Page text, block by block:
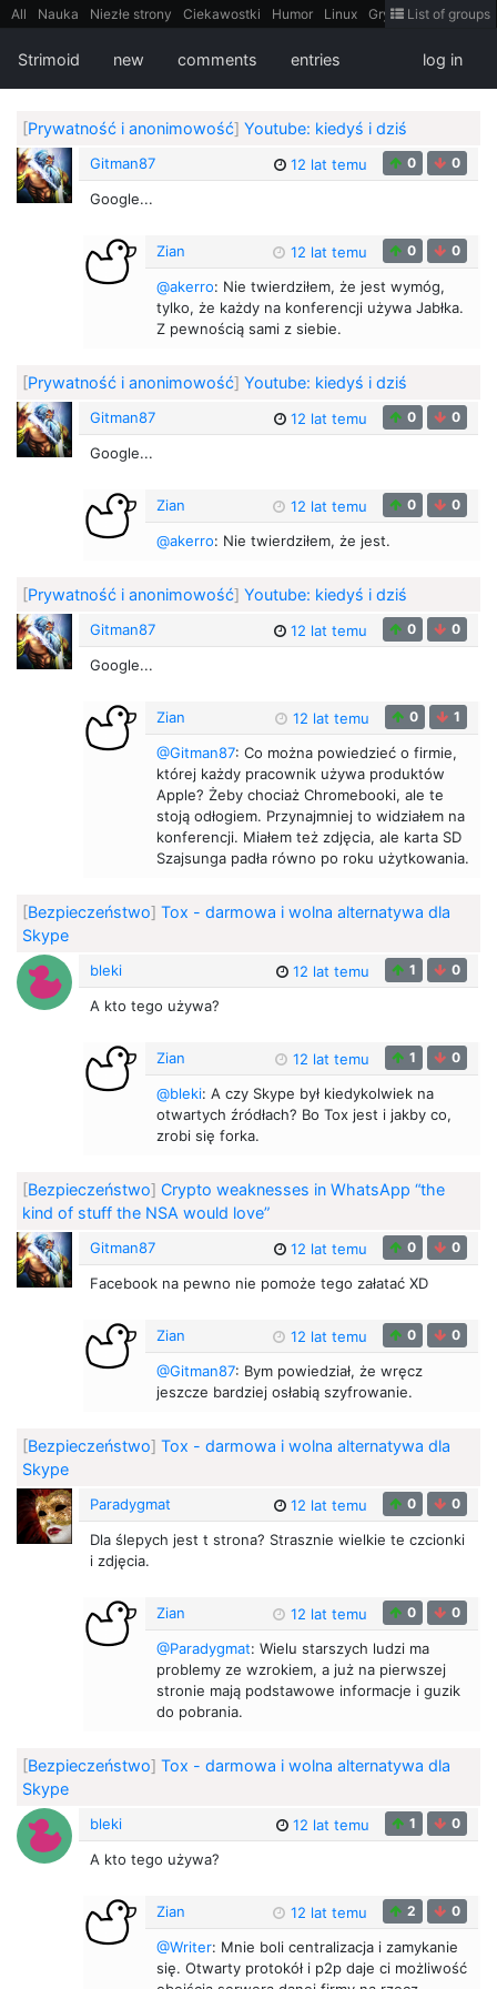
All Nauka Niezłe strony Ciekawostki Humor Linux Gry
Teh
Bezpieczeństwo
Książki Sugestie FotoHistoria
Truelolcontent
FilmyDokumentalne
gify
Cytaty Mapy Film Android itt Tradycyjne gry
List of groups
Strimoid new comments entries log in
[Prywatność i anonimowość] Youtube: kiedyś i dziś
Gitman87 12 lat temu 0 0
Google...
Zian 12 lat temu 0 0
@akerro: Nie twierdziłem, że jest wymóg,
tylko, że każdy na konferencji używa Jabłka.
Z pewnością sami z siebie.
[Prywatność i anonimowość] Youtube: kiedyś i dziś
Gitman87 12 lat temu 0 0
Google...
Zian 12 lat temu 0 0
@akerro: Nie twierdziłem, że jest.
[Prywatność i anonimowość] Youtube: kiedyś i dziś
Gitman87 12 lat temu 0 0
Google...
Zian 12 lat temu 0 1
@Gitman87: Co można powiedzieć o firmie,
której każdy pracownik używa produktów
Apple? Żeby chociaż Chromebooki, ale te
stoją odłogiem. Przynajmniej to widziałem na
konferencji. Miałem też zdjęcia, ale karta SD
Szajsunga padła równo po roku użytkowania.
[Bezpieczeństwo] Tox - darmowa i wolna alternatywa dla
Skype
bleki 12 lat temu 1 0
A kto tego używa?
Zian 12 lat temu 1 0
@bleki: A czy Skype był kiedykolwiek na
otwartych źródłach? Bo Tox jest i jakby co,
zrobi się forka.
[Bezpieczeństwo] Crypto weaknesses in WhatsApp “the
kind of stuff the NSA would love”
Gitman87 12 lat temu 0 0
Facebook na pewno nie pomoże tego załatać XD
Zian 12 lat temu 0 0
@Gitman87: Bym powiedział, że wręcz
jeszcze bardziej osłabią szyfrowanie.
[Bezpieczeństwo] Tox - darmowa i wolna alternatywa dla
Skype
Paradygmat 12 lat temu 0 0
Dla ślepych jest t strona? Strasznie wielkie te czcionki
i zdjęcia.
Zian 12 lat temu 0 0
@Paradygmat: Wielu starszych ludzi ma
problemy ze wzrokiem, a już na pierwszej
stronie mają podstawowe informacje i guzik
do pobrania.
[Bezpieczeństwo] Tox - darmowa i wolna alternatywa dla
Skype
bleki 12 lat temu 1 0
A kto tego używa?
Zian 12 lat temu 2 0
@Writer: Mnie boli centralizacja i zamykanie
się. Otwarty protokół i p2p daje ci możliwość